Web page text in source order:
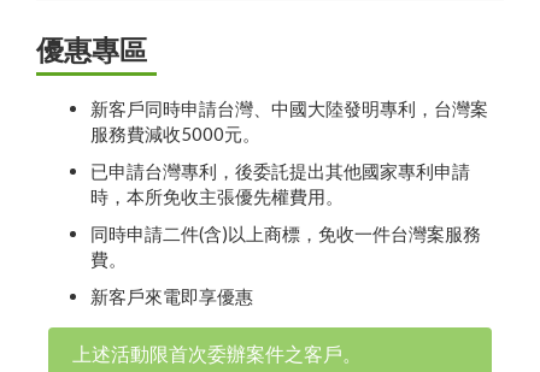
優惠專區
新客戶同時申請台灣、中國大陸發明專利，台灣案
服務費減收5000元。
已申請台灣專利，後委託提出其他國家專利申請
時，本所免收主張優先權費用。
同時申請二件(含)以上商標，免收一件台灣案服務
費。
新客戶來電即享優惠
上述活動限首次委辦案件之客戶。